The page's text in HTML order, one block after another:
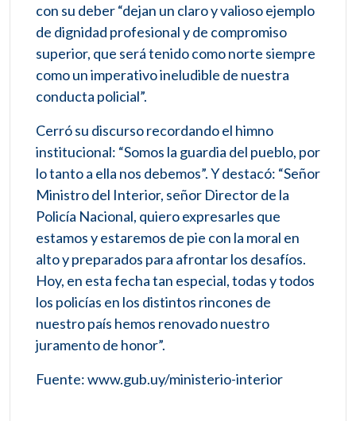
con su deber “dejan un claro y valioso ejemplo
de dignidad profesional y de compromiso
superior, que será tenido como norte siempre
como un imperativo ineludible de nuestra
conducta policial”.
Cerró su discurso recordando el himno
institucional: “Somos la guardia del pueblo, por
lo tanto a ella nos debemos”. Y destacó: “Señor
Ministro del Interior, señor Director de la
Policía Nacional, quiero expresarles que
estamos y estaremos de pie con la moral en
alto y preparados para afrontar los desafíos.
Hoy, en esta fecha tan especial, todas y todos
los policías en los distintos rincones de
nuestro país hemos renovado nuestro
juramento de honor”.
Fuente: www.gub.uy/ministerio-interior